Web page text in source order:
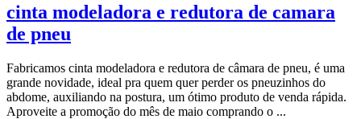
cinta modeladora e redutora de camara
de pneu
Fabricamos cinta modeladora e redutora de câmara de pneu, é uma
grande novidade, ideal pra quem quer perder os pneuzinhos do
abdome, auxiliando na postura, um ótimo produto de venda rápida.
Aproveite a promoção do mês de maio comprando o ...